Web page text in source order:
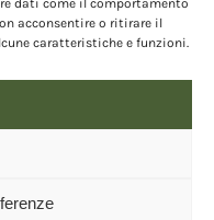
dati come il comportamento
acconsentire o ritirare il
caratteristiche e funzioni.